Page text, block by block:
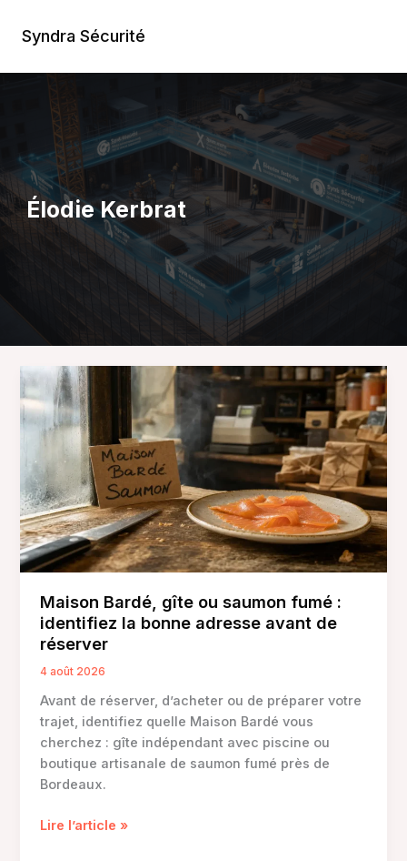
contenu
Syndra Sécurité
Élodie Kerbrat
Maison Bardé, gîte ou saumon fumé :
identifiez la bonne adresse avant de
réserver
4 août 2026
Avant de réserver, d’acheter ou de préparer votre
trajet, identifiez quelle Maison Bardé vous
cherchez : gîte indépendant avec piscine ou
boutique artisanale de saumon fumé près de
Bordeaux.
Maison
Lire l’article »